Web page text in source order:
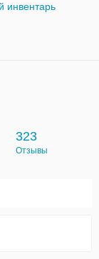
инвентарь
323
Отзывы